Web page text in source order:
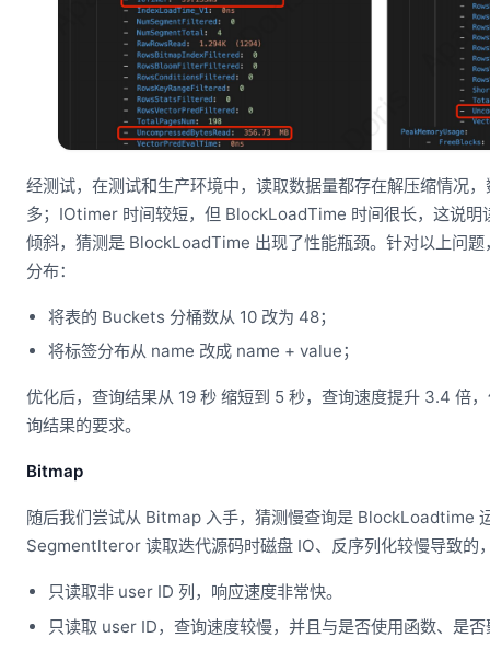
经测试，在测试和生产环境中，读取数据量都存在解压缩情况
多；IOtimer 时间较短，但 BlockLoadTime 时间很长，这说明
倾斜，猜测是 BlockLoadTime 出现了性能瓶颈。针对以上问题
分布：
将表的 Buckets 分桶数从 10 改为 48；
将标签分布从 name 改成 name + value；
优化后，查询结果从 19 秒 缩短到 5 秒，查询速度提升 3.4 倍
询结果的要求。
Bitmap
随后我们尝试从 Bitmap 入手，猜测慢查询是 BlockLoadtime
Segmentlteror 读取迭代源码时磁盘 IO、反序列化较慢导致的
只读取非 user ID 列，响应速度非常快。
只读取 user ID，查询速度较慢，并且与是否使用函数、是